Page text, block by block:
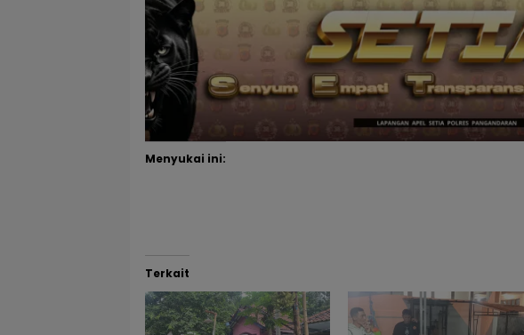
Menyukai ini:
Terkait